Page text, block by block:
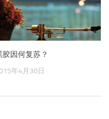
胶因何复苏？
年4月30日